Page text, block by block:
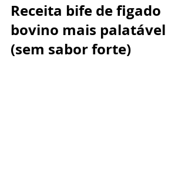
Receita bife de figado
bovino mais palatável
(sem sabor forte)